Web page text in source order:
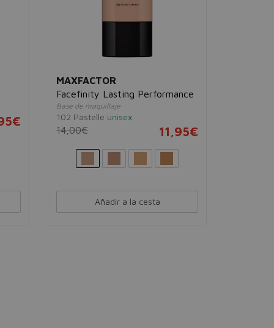
MAXFACTOR
Facefinity Lasting Performance
Base de maquillaje
102 Pastelle unisex
14,00€ 11,95€
Añadir a la cesta